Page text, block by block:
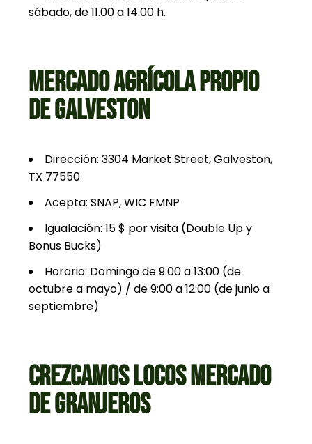
sábado, de 11.00 a 14.00 h.
MERCADO AGRÍCOLA PROPIO
DE GALVESTON
Dirección: 3304 Market Street, Galveston,
TX 77550
Acepta: SNAP, WIC FMNP
Igualación: 15 $ por visita (Double Up y
Bonus Bucks)
Horario: Domingo de 9:00 a 13:00 (de
octubre a mayo) / de 9:00 a 12:00 (de junio a
septiembre)
CREZCAMOS LOCOS MERCADO
DE GRANJEROS